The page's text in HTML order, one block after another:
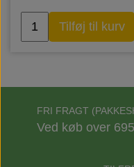
Tilføj til kurv
FRI FRAGT
Ved køb over